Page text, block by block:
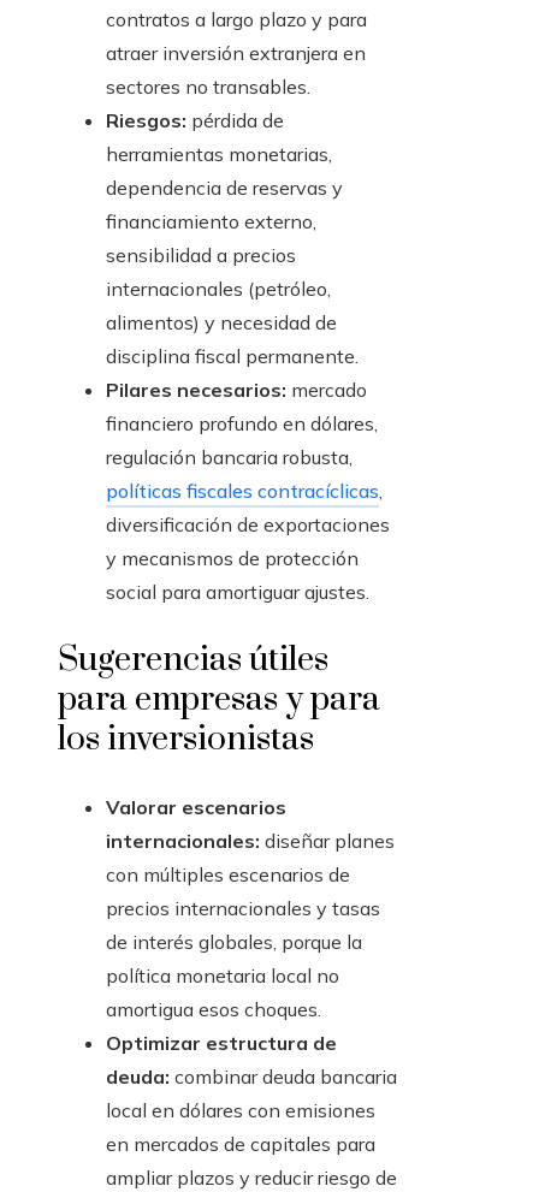
contratos a largo plazo y para
atraer inversión extranjera en
sectores no transables.
Riesgos: pérdida de
herramientas monetarias,
dependencia de reservas y
financiamiento externo,
sensibilidad a precios
internacionales (petróleo,
alimentos) y necesidad de
disciplina fiscal permanente.
Pilares necesarios: mercado
financiero profundo en dólares,
regulación bancaria robusta,
políticas fiscales contracíclicas,
diversificación de exportaciones
y mecanismos de protección
social para amortiguar ajustes.
Sugerencias útiles
para empresas y para
los inversionistas
Valorar escenarios
internacionales: diseñar planes
con múltiples escenarios de
precios internacionales y tasas
de interés globales, porque la
política monetaria local no
amortigua esos choques.
Optimizar estructura de
deuda: combinar deuda bancaria
local en dólares con emisiones
en mercados de capitales para
ampliar plazos y reducir riesgo de